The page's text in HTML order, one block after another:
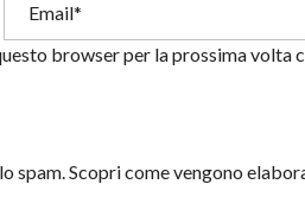
browser per la prossima volta
spam.Scopri come vengono